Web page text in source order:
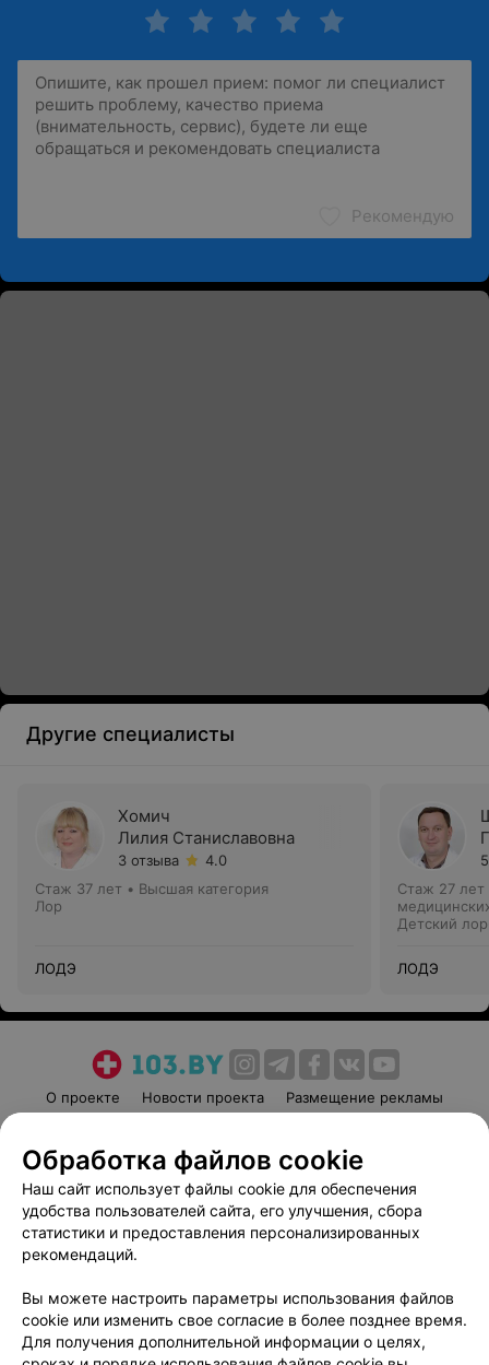
Рекомендую
Другие специалисты
Хомич
Лилия Станиславовна
3 отзыва
4.0
Стаж 37 лет • Высшая категория
Лор
ЛОДЭ
Стаж 27 лет
Детский
ЛОДЭ
О проекте Новости проекта
Размещение рекламы
Пользовательское соглашение
Способы оплаты
Вакансии
Партнеры
Написать руководителю 103.by
Обработка персональных данных
Обработка файлов cookie
Наш сайт использует файлы cookie для обеспечения
удобства пользователей сайта, его улучшения, сбора
статистики и предоставления персонализированных
рекомендаций.
Вы можете настроить параметры использования файлов
cookie или изменить свое согласие в более позднее время.
Для получения дополнительной информации о целях,